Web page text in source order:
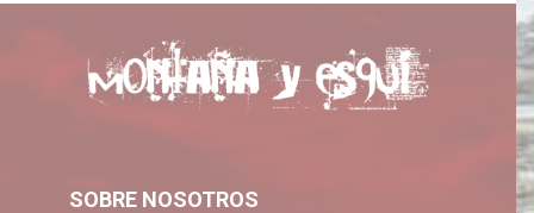
SOBRE NOSOTROS